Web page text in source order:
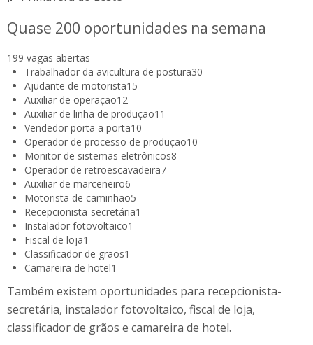
Quase 200 oportunidades na semana
199 vagas abertas
Trabalhador da avicultura de postura30
Ajudante de motorista15
Auxiliar de operação12
Auxiliar de linha de produção11
Vendedor porta a porta10
Operador de processo de produção10
Monitor de sistemas eletrônicos8
Operador de retroescavadeira7
Auxiliar de marceneiro6
Motorista de caminhão5
Recepcionista-secretária1
Instalador fotovoltaico1
Fiscal de loja1
Classificador de grãos1
Camareira de hotel1
Também existem oportunidades para recepcionista-
secretária, instalador fotovoltaico, fiscal de loja,
classificador de grãos e camareira de hotel.